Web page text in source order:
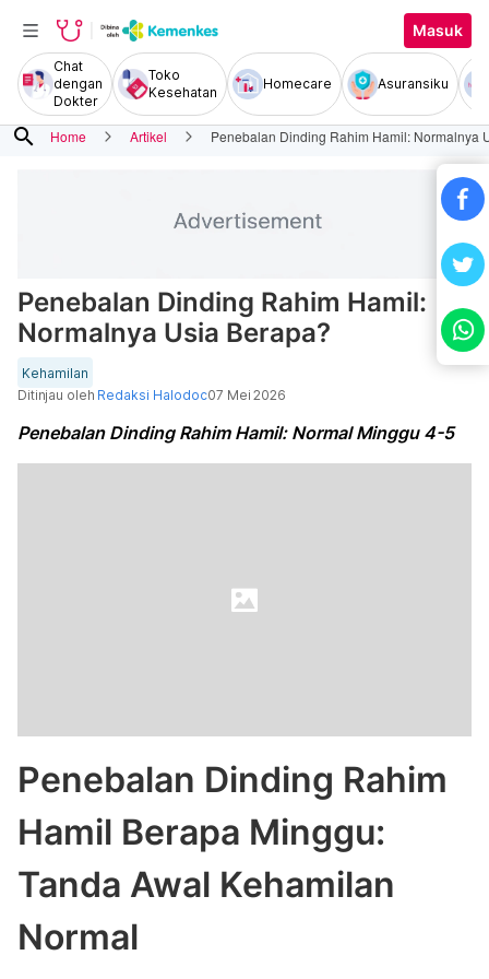
Masuk
Chat
dengan
Dokter
Toko
Kesehatan
Homecare Asuransiku
search Home Artikel Penebalan Dinding Rahim Hamil: Normalnya
Penebalan Dinding Rahim Hamil:
Normalnya Usia Berapa?
Kehamilan
Ditinjau oleh Redaksi Halodoc07 Mei 2026
Penebalan Dinding Rahim Hamil: Normal Minggu 4-5
Penebalan Dinding Rahim
Hamil Berapa Minggu:
Tanda Awal Kehamilan
Normal